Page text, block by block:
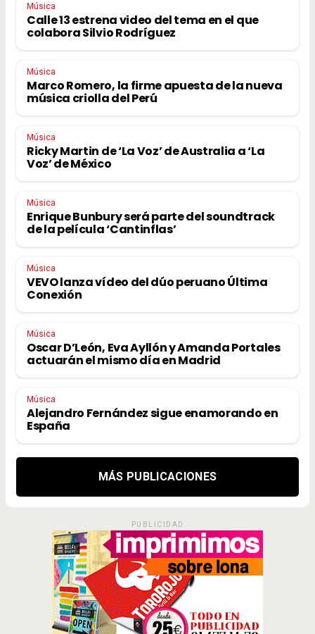
Música
Calle 13 estrena video del tema en el que
colabora Silvio Rodríguez
Música
Marco Romero, la firme apuesta de la nueva
música criolla del Perú
Música
Ricky Martin de ‘La Voz’ de Australia a ‘La
Voz’ de México
Música
Enrique Bunbury será parte del soundtrack
de la película ‘Cantinflas’
Música
VEVO lanza vídeo del dúo peruano Última
Conexión
Música
Oscar D’León, Eva Ayllón y Amanda Portales
actuarán el mismo día en Madrid
Música
Alejandro Fernández sigue enamorando en
España
MÁS PUBLICACIONES
PUBLICIDAD